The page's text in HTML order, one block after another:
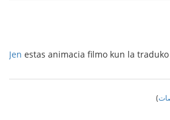
Jen estas animacia filmo kun la
)